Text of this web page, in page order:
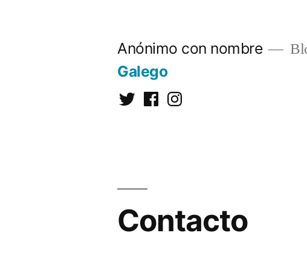
Anónimo con nombre
Galego
TwitterFacebookInstagram
Contacto